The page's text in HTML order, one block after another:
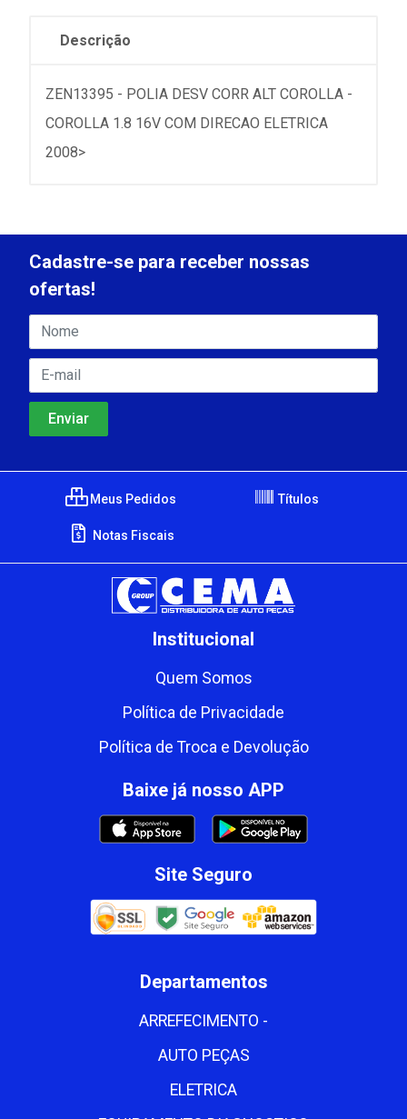
Descrição
ZEN13395 - POLIA DESV CORR ALT COROLLA -
COROLLA 1.8 16V COM DIRECAO ELETRICA
2008>
Cadastre-se para receber nossas
ofertas!
Meus Pedidos Títulos
Notas Fiscais
Institucional
Quem Somos
Política de Privacidade
Política de Troca e Devolução
Baixe já nosso APP
Site Seguro
Departamentos
ARREFECIMENTO -
AUTO PEÇAS
ELETRICA